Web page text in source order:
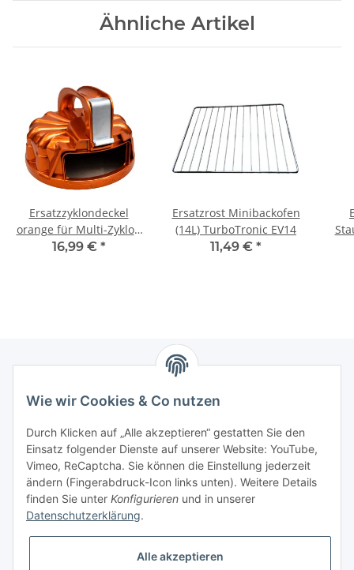
Ähnliche Artikel
Ersatzzyklondeckel
orange für Multi-Zyklon
Staubsauger
16,99 € *
Ersatzrost Minibackofen
(14L) TurboTronic EV14
11,49 € *
Newsletter Abonnieren
Bitte senden Sie mir entsprechend Ihrer
Datenschutzerklärungregelmäßig und jederzeit widerruflich
Informationen zu Ihrem Produktsortiment per E-Mail zu.
Abonnieren
Wie wir Cookies & Co nutzen
Durch Klicken auf „Alle akzeptieren“ gestatten Sie den
Einsatz folgender Dienste auf unserer Website: YouTube,
Vimeo, ReCaptcha. Sie können die Einstellung jederzeit
ändern (Fingerabdruck-Icon links unten). Weitere Details
finden Sie unter Konfigurieren und in unserer
Datenschutzerklärung.
Alle akzeptieren